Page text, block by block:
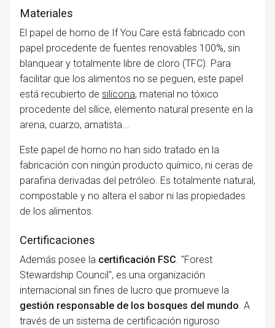
Materiales
El papel de horno de If You Care está fabricado con
papel procedente de fuentes renovables 100%, sin
blanquear y totalmente libre de cloro (TFC). Para
facilitar que los alimentos no se peguen, este papel
está recubierto de silicona, material no tóxico
procedente del sílice, elemento natural presente en la
arena, cuarzo, amatista...
Este papel de horno no han sido tratado en la
fabricación con ningún producto químico, ni ceras de
parafina derivadas del petróleo. Es totalmente natural,
compostable y no altera el sabor ni las propiedades
de los alimentos.
Certificaciones
Además posee la certificación FSC. "Forest
Stewardship Council", es una organización
internacional sin fines de lucro que promueve la
gestión responsable de los bosques del mundo. A
través de un sistema de certificación riguroso